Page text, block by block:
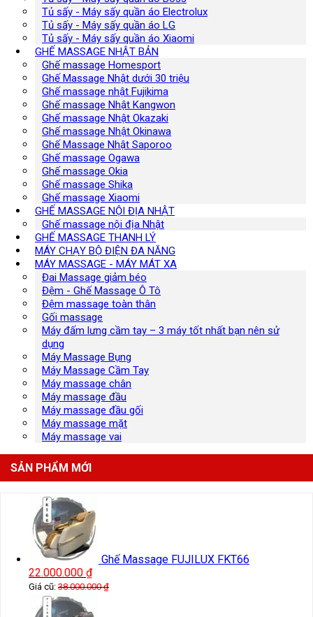
Tủ sấy - Máy sấy quần áo Electrolux
Tủ sấy - Máy sấy quần áo LG
Tủ sấy - Máy sấy quần áo Xiaomi
GHẾ MASSAGE NHẬT BẢN
Ghế massage Homesport
Ghế Massage Nhật dưới 30 triệu
Ghế massage nhật Fujikima
Ghế massage Nhật Kangwon
Ghế massage Nhật Okazaki
Ghế massage Nhật Okinawa
Ghế Massage Nhật Saporoo
Ghế massage Ogawa
Ghế massage Okia
Ghế massage Shika
Ghế massage Xiaomi
GHẾ MASSAGE NỘI ĐỊA NHẬT
Ghế massage nội địa Nhật
GHẾ MASSAGE THANH LÝ
MÁY CHẠY BỘ ĐIỆN ĐA NĂNG
MÁY MASSAGE - MÁY MÁT XA
Đai Massage giảm béo
Đệm - Ghế Massage Ô Tô
Đệm massage toàn thân
Gối massage
Máy đấm lưng cầm tay – 3 máy tốt nhất bạn nên sử
dụng
Máy Massage Bụng
Máy Massage Cầm Tay
Máy massage chân
Máy massage đầu
Máy massage đầu gối
Máy massage mặt
Máy massage vai
SẢN PHẨM MỚI
Ghế Massage FUJILUX FKT66
22.000.000 ₫
Giá cũ: 38.000.000₫